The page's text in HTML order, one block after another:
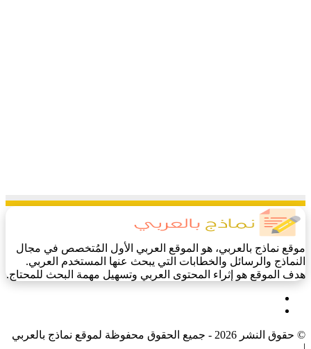
موقع نماذج بالعربي، هو الموقع العربي الأول المُتخصص في مجال
النماذج والرسائل والخطابات التي يبحث عنها المستخدم العربي.
هدف الموقع هو إثراء المحتوى العربي وتسهيل مهمة البحث للمحتاج.
© حقوق النشر 2026 - جميع الحقوق محفوظة لموقع نماذج بالعربي